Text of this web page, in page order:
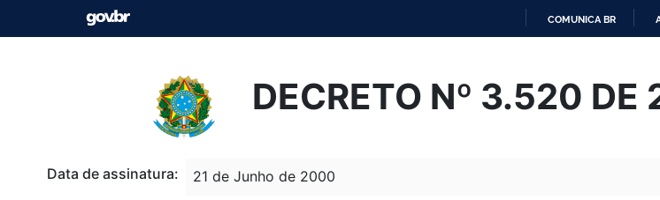
O
CONTEÚDO
COMUNICA BR
DECRETO Nº 3.520
Data de assinatura:
21 de Junho de 2000